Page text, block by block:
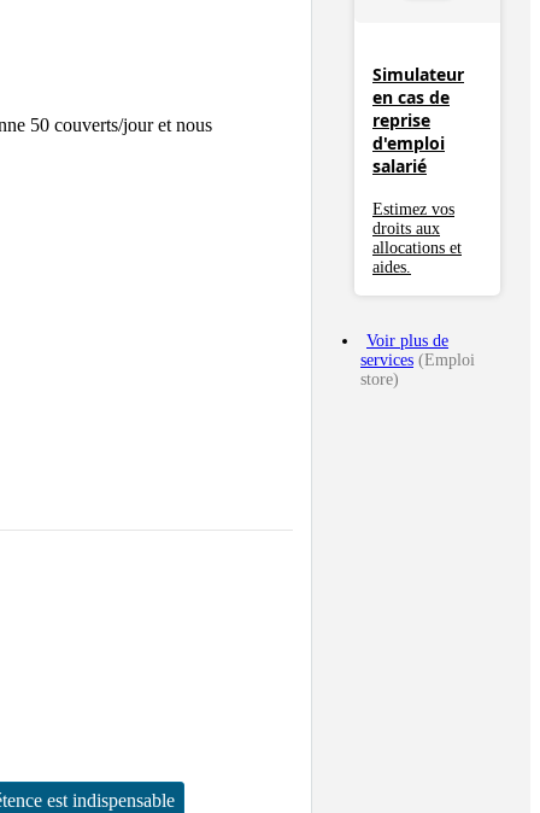
50 couverts/jour et nous
est indispensable
Simulateur
en cas de
reprise
d'emploi
salarié
Estimez vos
droits aux
allocations et
aides.
Voir plus de
services (Emploi
store)